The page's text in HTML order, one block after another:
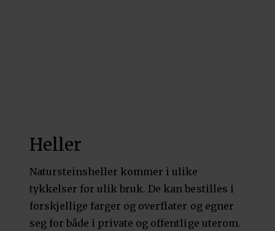
Heller
Natursteinsheller kommer i ulike
tykkelser for ulik bruk. De kan bestilles i
forskjellige farger og overflater og egner
seg for både i private og offentlige uterom.